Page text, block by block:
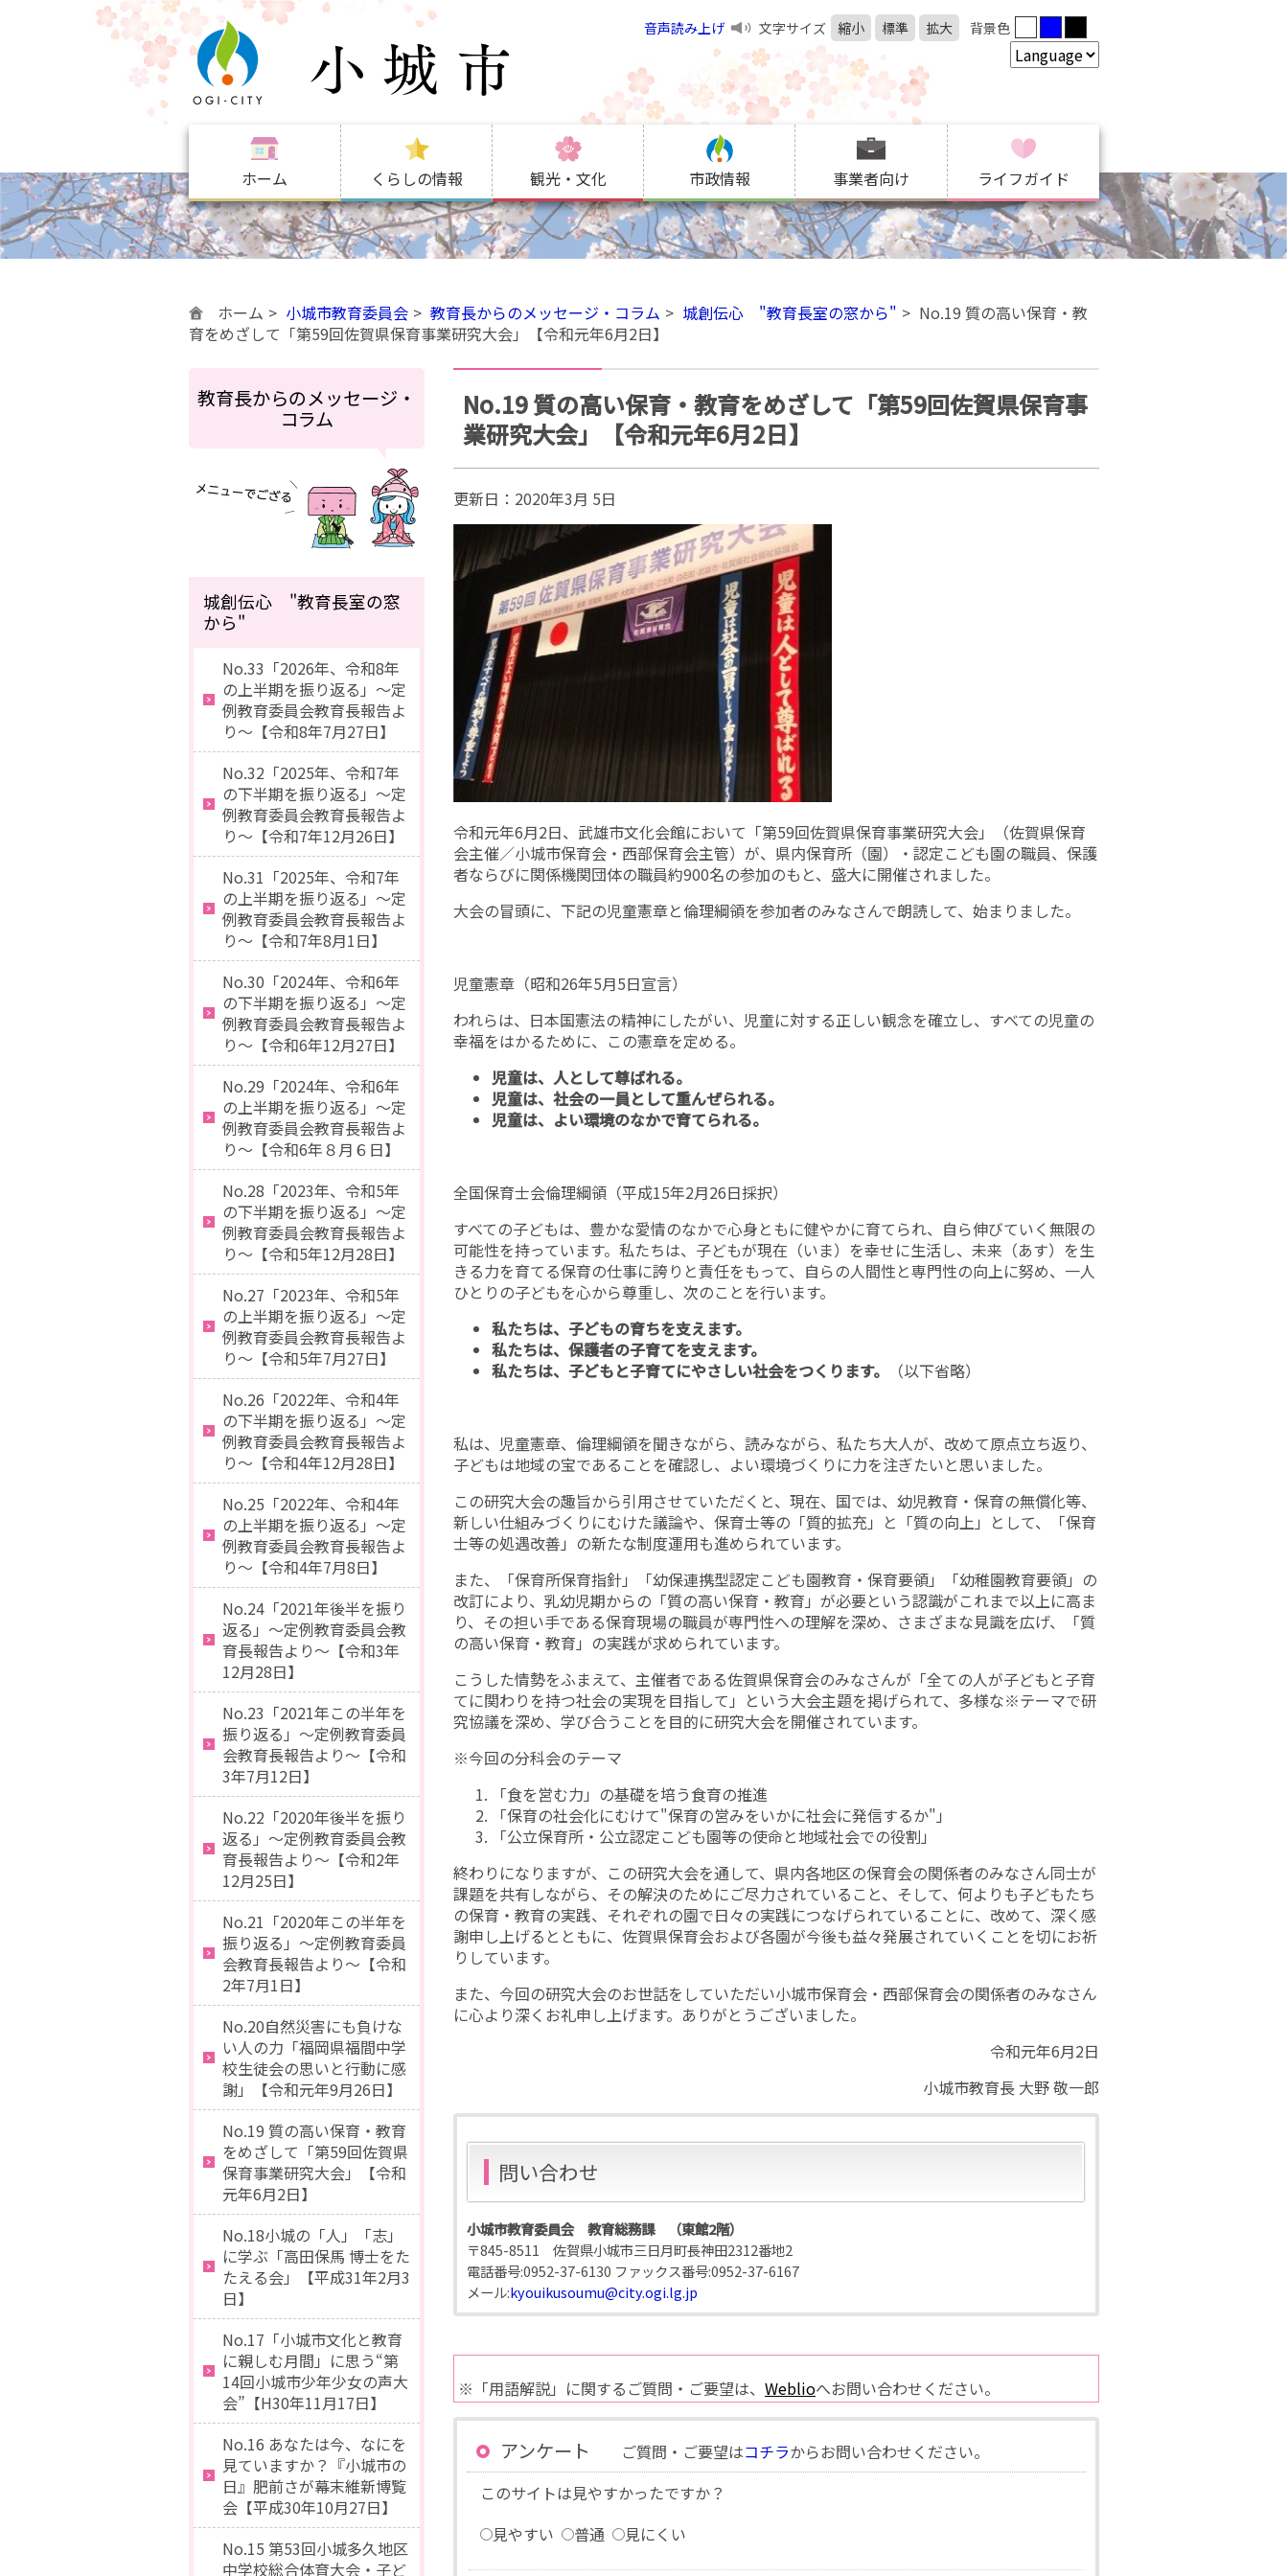
音声読み上げ 文字サイズ 縮小 標準 拡大 背景色
ホーム くらしの情報 観光・文化 市政情報 事業者向け ライフガイド
ホーム 小城市教育委員会 教育長からのメッセージ・コラム 城創伝心 "教育長室の窓から"
No.19 質の高い保育・教
育をめざして「第59回佐賀県保育事業研究大会」【令和元年6月2日】
No.19 質の高い保育・教育をめざして「第59回佐賀県保育事
業研究大会」【令和元年6月2日】
更新日： 2020年3月 5日
令和元年6月2日、武雄市文化会館において「第59回佐賀県保育事業研究大会」（佐賀県保育
会主催／小城市保育会・西部保育会主管）が、県内保育所（園）・認定こども園の職員、保護
者ならびに関係機関団体の職員約900名の参加のもと、盛大に開催されました。
大会の冒頭に、下記の児童憲章と倫理綱領を参加者のみなさんで朗読して、始まりました。
児童憲章（昭和26年5月5日宣言）
われらは、日本国憲法の精神にしたがい、児童に対する正しい観念を確立し、すべての児童の
幸福をはかるために、この憲章を定める。
児童は、人として尊ばれる。
児童は、社会の一員として重んぜられる。
児童は、よい環境のなかで育てられる。
全国保育士会倫理綱領（平成15年2月26日採択）
すべての子どもは、豊かな愛情のなかで心身ともに健やかに育てられ、自ら伸びていく無限の
可能性を持っています。私たちは、子どもが現在（いま）を幸せに生活し、未来（あす）を生
きる力を育てる保育の仕事に誇りと責任をもって、自らの人間性と専門性の向上に努め、一人
ひとりの子どもを心から尊重し、次のことを行います。
私たちは、子どもの育ちを支えます。
私たちは、保護者の子育てを支えます。
私たちは、子どもと子育てにやさしい社会をつくります。
（以下省略）
私は、児童憲章、倫理綱領を聞きながら、読みながら、私たち大人が、改めて原点立ち返り、
子どもは地域の宝であることを確認し、よい環境づくりに力を注ぎたいと思いました。
この研究大会の趣旨から引用させていただくと、現在、国では、幼児教育・保育の無償化等、
新しい仕組みづくりにむけた議論や、保育士等の「質的拡充」と「質の向上」として、「保育
士等の処遇改善」の新たな制度運用も進められています。
また、「保育所保育指針」「幼保連携型認定こども園教育・保育要領」「幼稚園教育要領」の
改訂により、乳幼児期からの「質の高い保育・教育」が必要という認識がこれまで以上に高ま
り、その担い手である保育現場の職員が専門性への理解を深め、さまざまな見識を広げ、「質
の高い保育・教育」の実践が求められています。
こうした情勢をふまえて、主催者である佐賀県保育会のみなさんが「全ての人が子どもと子育
てに関わりを持つ社会の実現を目指して」という大会主題を掲げられて、多様な※テーマで研
究協議を深め、学び合うことを目的に研究大会を開催されています。
※今回の分科会のテーマ
「食を営む力」の基礎を培う食育の推進
「保育の社会化にむけて"保育の営みをいかに社会に発信するか"」
「公立保育所・公立認定こども園等の使命と地域社会での役割」
終わりになりますが、この研究大会を通して、県内各地区の保育会の関係者のみなさん同士が
課題を共有しながら、その解決のためにご尽力されていること、そして、何よりも子どもたち
の保育・教育の実践、それぞれの園で日々の実践につなげられていることに、改めて、深く感
謝申し上げるとともに、佐賀県保育会および各園が今後も益々発展されていくことを切にお祈
りしています。
また、今回の研究大会のお世話をしていただい小城市保育会・西部保育会の関係者のみなさん
に心より深くお礼申し上げます。ありがとうございました。
令和元年6月2日
小城市教育長 大野 敬一郎
問い合わせ
小城市教育委員会 教育総務課 （東館2階）
〒845-8511 佐賀県小城市三日月町長神田2312番地2
電話番号:0952-37-6130 ファックス番号:0952-37-6167
メール:kyouikusoumu@city.ogi.lg.jp
※「用語解説」に関するご質問・ご要望は、 Weblioへお問い合わせください。
アンケート ご質問・ご要望はコチラからお問い合わせください。
このサイトは見やすかったですか？
見やすい
普通 見にくい
教育長からのメッセージ・
コラム
城創伝心 "教育長室の窓
から"
No.33「2026年、令和8年
の上半期を振り返る」～定
例教育委員会教育長報告よ
り～【令和8年7月27日】
No.32「2025年、令和7年
の下半期を振り返る」～定
例教育委員会教育長報告よ
り～【令和7年12月26日】
No.31「2025年、令和7年
の上半期を振り返る」～定
例教育委員会教育長報告よ
り～【令和7年8月1日】
No.30「2024年、令和6年
の下半期を振り返る」～定
例教育委員会教育長報告よ
り～【令和6年12月27日】
No.29「2024年、令和6年
の上半期を振り返る」～定
例教育委員会教育長報告よ
り～【令和6年８月６日】
No.28「2023年、令和5年
の下半期を振り返る」～定
例教育委員会教育長報告よ
り～【令和5年12月28日】
No.27「2023年、令和5年
の上半期を振り返る」～定
例教育委員会教育長報告よ
り～【令和5年7月27日】
No.26「2022年、令和4年
の下半期を振り返る」～定
例教育委員会教育長報告よ
り～【令和4年12月28日】
No.25「2022年、令和4年
の上半期を振り返る」～定
例教育委員会教育長報告よ
り～【令和4年7月8日】
No.24「2021年後半を振り
返る」～定例教育委員会教
育長報告より～【令和3年
12月28日】
No.23「2021年この半年を
振り返る」～定例教育委員
会教育長報告より～【令和
3年7月12日】
No.22「2020年後半を振り
返る」～定例教育委員会教
育長報告より～【令和2年
12月25日】
No.21「2020年この半年を
振り返る」～定例教育委員
会教育長報告より～【令和
2年7月1日】
No.20自然災害にも負けな
い人の力「福岡県福間中学
校生徒会の思いと行動に感
謝」【令和元年9月26日】
No.19 質の高い保育・教育
をめざして「第59回佐賀県
保育事業研究大会」【令和
元年6月2日】
No.18小城の「人」「志」
に学ぶ「高田保馬 博士をた
たえる会」【平成31年2月3
日】
No.17「小城市文化と教育
に親しむ月間」に思う“第
14回小城市少年少女の声大
会”【H30年11月17日】
No.16 あなたは今、なにを
見ていますか？『小城市の
日』肥前さが幕末維新博覧
会【平成30年10月27日】
No.15 第53回小城多久地区
中学校総合体育大会・子ど